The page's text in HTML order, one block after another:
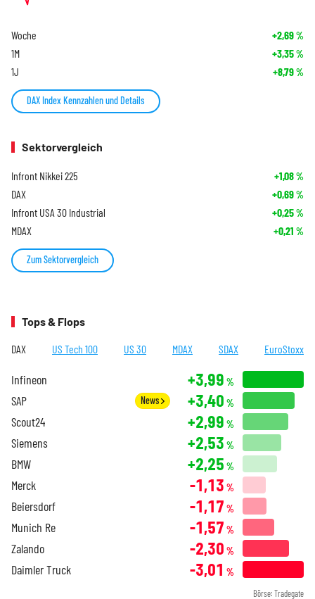
Woche +2,69%
1M +3,35%
1J +8,79%
DAX Index Kennzahlen und Details
Sektorvergleich
Infront Nikkei 225 +1,08%
DAX +0,69%
Infront USA 30 Industrial +0,25%
MDAX +0,21 %
Zum Sektorvergleich
Tops & Flops
DAX US Tech 100 US 30 MDAX SDAX EuroStoxx
Infineon +3,99 %
SAP News +3,40 %
Scout24 +2,99 %
Siemens +2,53 %
BMW +2,25 %
Merck -1,13 %
Beiersdorf -1,17 %
Munich Re -1,57 %
Zalando -2,30 %
Daimler Truck -3,01 %
Börse: Tradegate